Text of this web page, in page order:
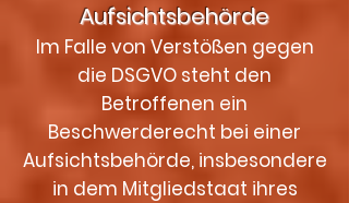
Aufsichtsbehörde
Im Falle von Verstößen gegen
die DSGVO steht den
Betroffenen ein
Beschwerderecht bei einer
Aufsichtsbehörde, insbesondere
in dem Mitgliedstaat ihres